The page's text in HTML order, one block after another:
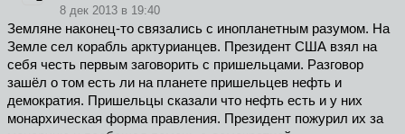
8 дек 2013 в 19:40
Земляне наконец-то связались с инопланетным разумом. На
Земле сел корабль арктурианцев. Президент США взял на
себя честь первым заговорить с пришельцами. Разговор
зашёл о том есть ли на планете пришельцев нефть и
демократия. Пришельцы сказали что нефть есть и у них
монархическая форма правления. Президент пожурил их за